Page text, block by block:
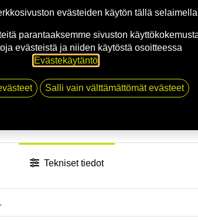
Tekniset tiedot
evästeiden käytön tällä
parantaaksemme sivuston
evästeistä ja niiden käytöstä osoitteessa
Evästekäytäntö.
Salli vain välttämättömät evästeet